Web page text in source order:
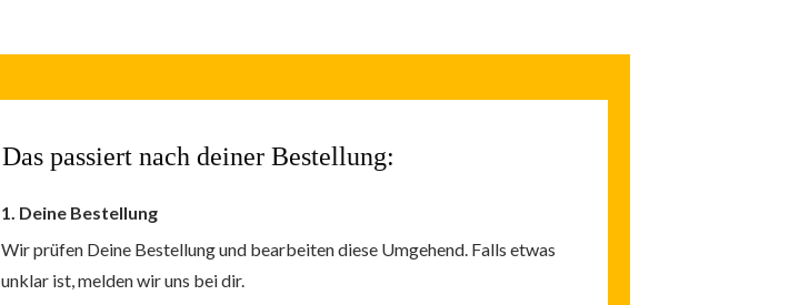
Das passiertnach deiner Bestellung:
1. Deine Bestellung
Wir prüfen Deine Bestellung und bearbeiten diese Umgehend. Falls etwas
unklar ist, melden wir uns bei dir.